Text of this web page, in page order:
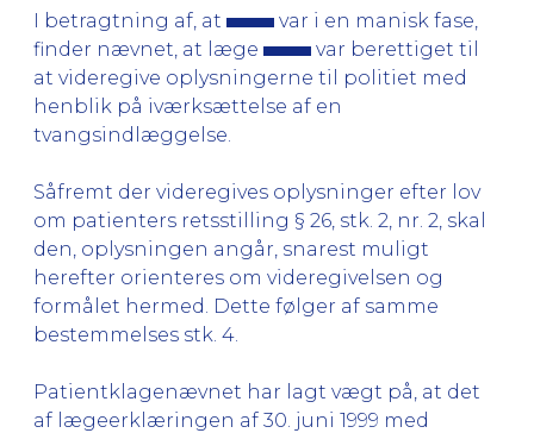
I betragtning af, at
var i en manisk fase,
finder nævnet, at læge
var berettiget til
at videregive oplysningerne til politiet med
henblik på iværksættelse af en
tvangsindlæggelse.
Såfremt der videregives oplysninger efter lov
om patienters retsstilling § 26, stk. 2, nr. 2, skal
den, oplysningen angår, snarest muligt
herefter orienteres om videregivelsen og
formålet hermed. Dette følger af samme
bestemmelses stk. 4.
Patientklagenævnet har lagt vægt på, at det
af lægeerklæringen af 30. juni 1999 med